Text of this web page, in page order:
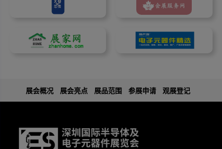
展会概况 展会亮点 展品范围 参展申请 观展登记